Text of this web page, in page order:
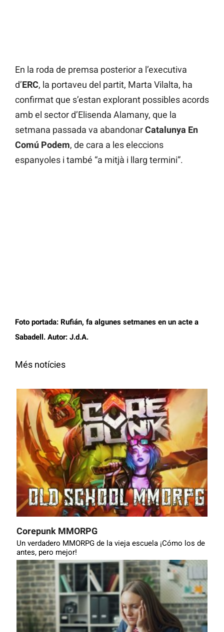
En la roda de premsa posterior a l’executiva
d’ERC, la portaveu del partit, Marta Vilalta, ha
confirmat que s’estan explorant possibles acords
amb el sector d’Elisenda Alamany, que la
setmana passada va abandonarCatalunya En
Comú Podem, de cara a les eleccions
espanyoles i també “a mitjà i llarg termini”.
Foto portada: Rufián, fa algunes setmanes en un acte a
Sabadell. Autor: J.d.A.
Més notícies
Corepunk MMORPG
Un verdadero MMORPG de la vieja escuela ¡Cómo los de
antes, pero mejor!